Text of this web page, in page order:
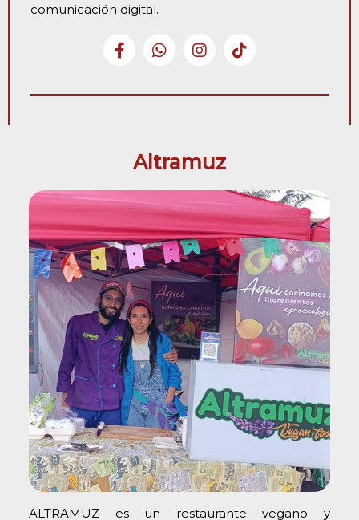
comunicación digital.
Altramuz
ALTRAMUZ es un restaurante vegano y